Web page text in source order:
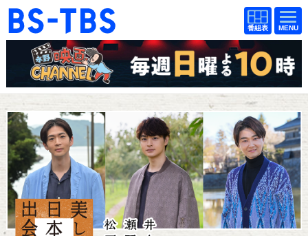
BS-TBS
番組
表
BS-TBS
番組
表
ドラマ 映画
紀行 報道
教養 スポーツ
音楽 エンタメ
アニメ ファンクラブ
検索